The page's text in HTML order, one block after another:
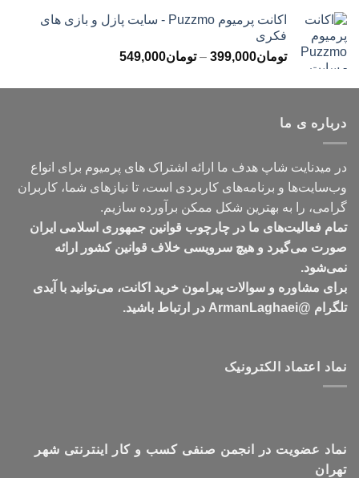
اکانت پرمیوم Puzzmo - سایت پازل و بازی های
فکری
تومان399,000
– تومان549,000محدوده
تومان399,000
درباره ی ما
در میدنایت شاپ هدف ما ارائه اشتراک های پرمیوم برای انواع
وب‌سایت‌ها و برنامه‌های کاربردی است، تا نیازهای شما، کاربران
گرامی، را به بهترین شکل ممکن برآورده سازیم.
تمام فعالیت‌های ما در چارچوب قوانین جمهوری اسلامی ایران
صورت می‌گیرد و هیچ سرویسی خلاف قوانین کشور ارائه
نمی‌شود.
برای مشاوره و سوالات پیرامون خرید اکانت، می‌توانید با آیدی
تلگرام @ArmanLaghaei در ارتباط باشید.
نماد اعتماد الکترونیک
نماد عضویت در انجمن صنفی کسب و کار اینترنتی شهر
تهران